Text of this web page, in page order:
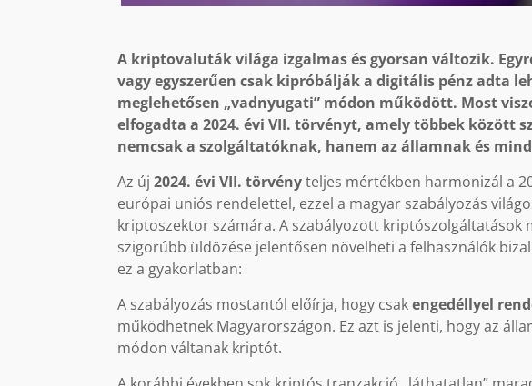
A kriptovaluták világa izgalmas és gyorsan változik.
vagy egyszerűen csak kipróbálják a digitális pénz adta
meglehetősen „vadnyugati” módon működött. Most
elfogadta a 2024. évi VII. törvényt, amely többek között
nemcsak a szolgáltatóknak, hanem az államnak és
Az új2024. évi VII. törvényteljes mértékben harmonizál a
európai uniós rendelettel, ezzel a magyar szabályozás
kriptoszektor számára. A szabályozott kriptószolgáltatások
szigorúbb üldözése jelentősen növelheti a felhasználók
ez a gyakorlatban:
A szabályozás mostantól előírja, hogy csakengedéllyel
működhetnek Magyarországon. Ez azt is jelenti, hogy az
módon váltanak kriptót.